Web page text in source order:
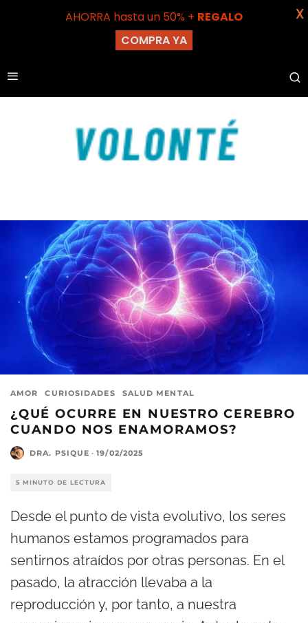
AMOR CURIOSIDADES SALUD MENTAL
¿QUÉ OCURRE EN NUESTRO CEREBRO
CUANDO NOS ENAMORAMOS?
DRA. PSIQUE · 19/02/2025
5 MINUTO DE LECTURA
Desde el punto de vista evolutivo, los seres
humanos estamos programados para
sentirnos atraídos por otras personas. En el
pasado, la atracción llevaba a la
reproducción y, por tanto, a nuestra
AHORRA hasta un 50% + REGALO
COMPRA YA
X